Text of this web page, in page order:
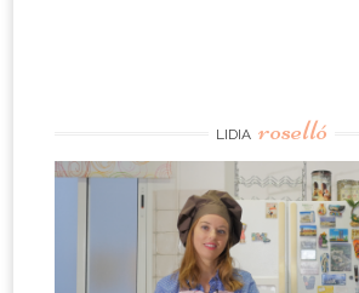
LIDIA roselló